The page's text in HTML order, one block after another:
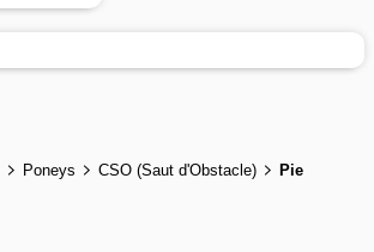
Poneys CSO (Saut d'Obstacle) Pie